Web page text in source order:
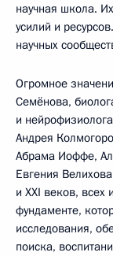
научная школа.
усилий и
научных
Огромное
Семёнова,
и
Андрея
Абрама Иоффе,
Евгения
и ХХI веков, всех
фундаменте,
исследования,
поиска,